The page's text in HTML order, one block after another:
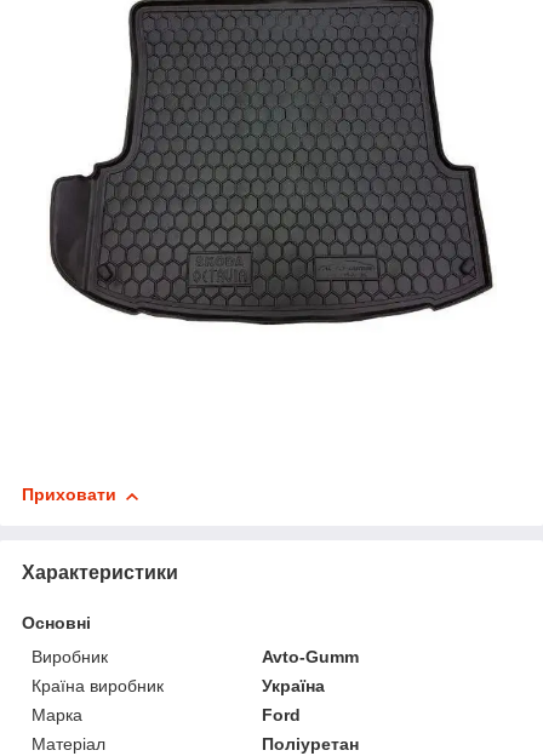
Приховати
Характеристики
Основні
Виробник
Avto-Gumm
Країна виробник
Україна
Марка
Ford
Матеріал
Поліуретан